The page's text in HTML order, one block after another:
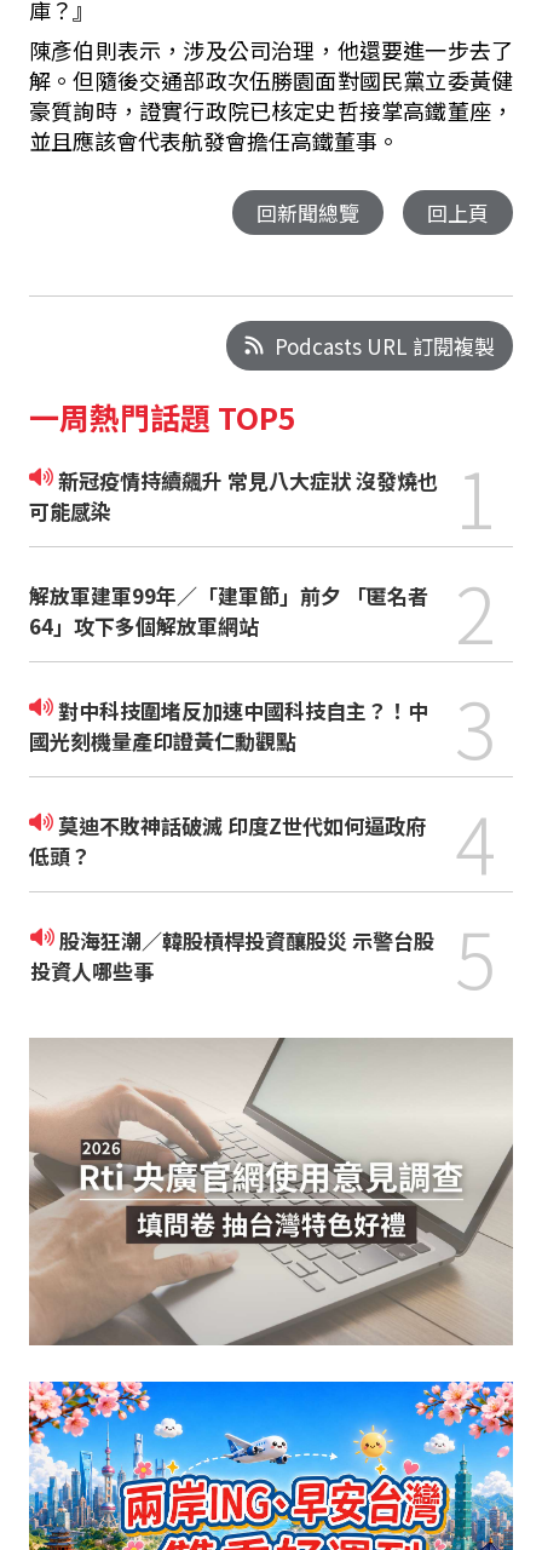
庫？』
陳彥伯則表示，涉及公司治理，他還要進一步去了
解。但隨後交通部政次伍勝園面對國民黨立委黃健
豪質詢時，證實行政院已核定史哲接掌高鐵董座，
並且應該會代表航發會擔任高鐵董事。
回新聞總覽 回上頁
Podcasts URL 訂閱複製
一周熱門話題 TOP5
新冠疫情持續飆升 常見八大症狀 沒發燒也
可能感染
1
解放軍建軍99年／「建軍節」前夕 「匿名者
64」攻下多個解放軍網站
2
對中科技圍堵反加速中國科技自主？！中
國光刻機量產印證黃仁勳觀點
3
莫迪不敗神話破滅 印度Z世代如何逼政府
低頭？
4
股海狂潮／韓股槓桿投資釀股災 示警台股
投資人哪些事
5